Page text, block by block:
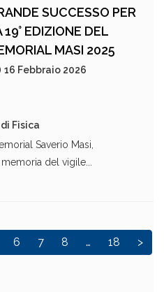
SUCCESSO PER
19° EDIZIONE DEL
MASI 2025
16 Febbraio 2026
Fisica
Saverio Masi,
del vigile...
6 7 8 … 18 >